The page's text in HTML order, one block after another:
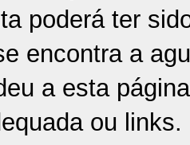
poderá ter
encontra a
a esta
ou links.